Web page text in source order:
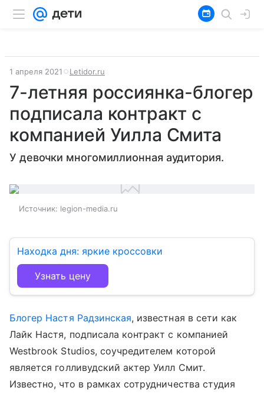
1 апреля 2021 Letidor.ru
7-летняя россиянка-блогер
подписала контракт с
компанией Уилла Смита
У девочки многомиллионная аудитория.
Источник: legion-media.ru
Находка дня: яркие кроссовки
Узнать цену
Блогер Настя Радзинская, известная в сети как
Лайк Настя, подписала контракт с компанией
Westbrook Studios, соучредителем которой
является голливудский актер Уилл Смит.
Известно, что в рамках сотрудничества студия